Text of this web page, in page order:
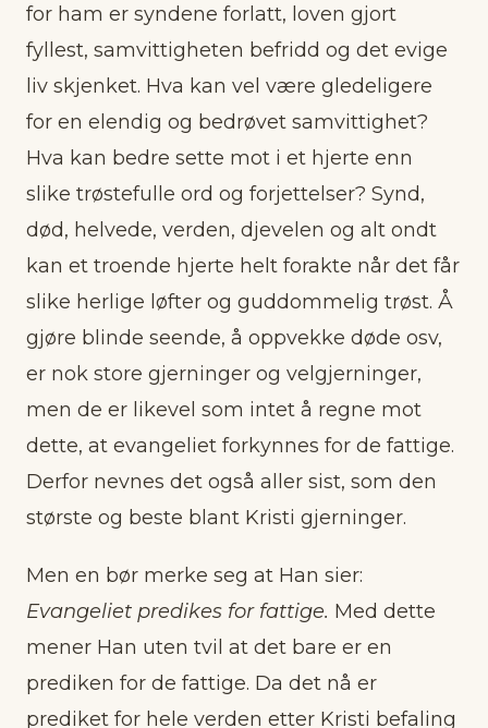
for ham er syndene forlatt, loven gjort
fyllest, samvittigheten befridd og det evige
liv skjenket. Hva kan vel være gledeligere
for en elendig og bedrøvet samvittighet?
Hva kan bedre sette mot i et hjerte enn
slike trøstefulle ord og forjettelser? Synd,
død, helvede, verden, djevelen og alt ondt
kan et troende hjerte helt forakte når det får
slike herlige løfter og guddommelig trøst. Å
gjøre blinde seende, å oppvekke døde osv,
er nok store gjerninger og velgjerninger,
men de er likevel som intet å regne mot
dette, at evangeliet forkynnes for de fattige.
Derfor nevnes det også aller sist, som den
største og beste blant Kristi gjerninger.
Men en bør merke seg at Han sier:
Evangeliet predikes for fattige. Med dette
mener Han uten tvil at det bare er en
prediken for de fattige. Da det nå er
prediket for hele verden etter Kristi befaling